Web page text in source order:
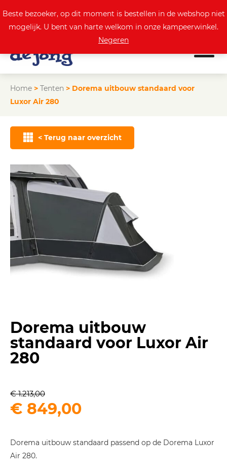
Actuele aanbod
Home > Tenten > Dorema uitbouw standaard voor
Luxor Air 280
< Terug naar overzicht
Dorema uitbouw
standaard voor Luxor Air
280
€1.213,00
Oorspronkelijke
was:
€ 1.213,00.
€ 849,00Huidige
is:
Dorema uitbouw standaard passend op de Dorema Luxor
Air 280.
Beste bezoeker, op dit moment is bestellen in de webshop niet
mogelijk. U bent van harte welkom in onze kampeerwinkel.
Negeren